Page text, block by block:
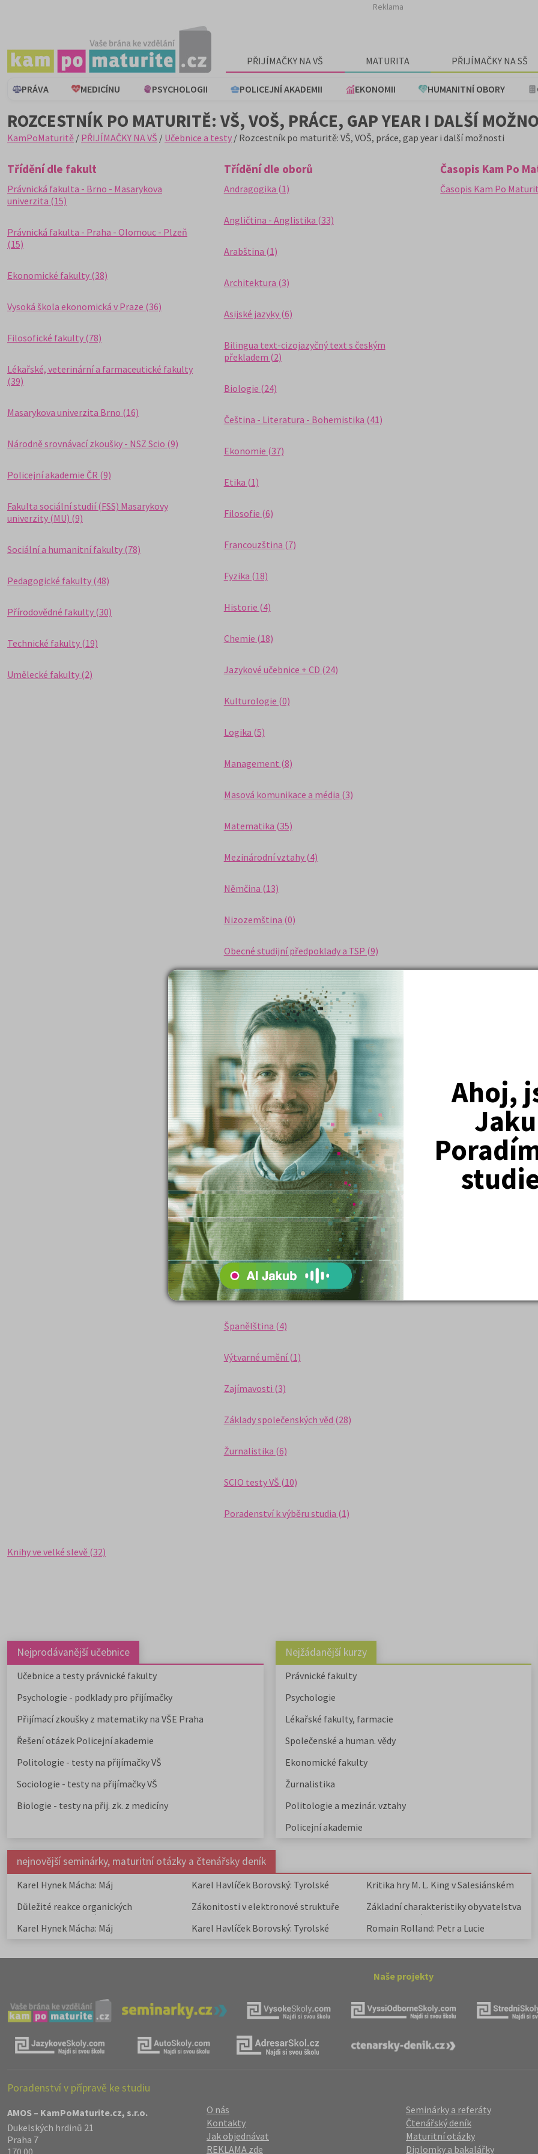
Ahoj,
Reklama
PŘIJÍMAČKY NA VŠ MATURITA PŘIJÍMAČKY NA SŠ
PRÁVA MEDICÍNU PSYCHOLOGII POLICEJNÍ AKADEMII EKONOMII HUMANITNÍ OBORY
ROZCESTNÍK PO MATURITĚ: VŠ, VOŠ, PRÁCE, GAP YEAR I DALŠÍ
KamPoMaturitě / PŘIJÍMAČKY NA VŠ / Učebnice a testy / Rozcestník po maturitě: VŠ, VOŠ, práce, gap year i další možnosti
Třídění dle fakult
Právnická fakulta - Brno - Masarykova
univerzita (15)
Právnická fakulta - Praha - Olomouc - Plzeň
(15)
Ekonomické fakulty (38)
Vysoká škola ekonomická v Praze (36)
Filosofické fakulty (78)
Lékařské, veterinární a farmaceutické fakulty
(39)
Masarykova univerzita Brno (16)
Národně srovnávací zkoušky - NSZ Scio (9)
Policejní akademie ČR (9)
Fakulta sociální studií (FSS) Masarykovy
univerzity (MU) (9)
Sociální a humanitní fakulty (78)
Pedagogické fakulty (48)
Přírodovědné fakulty (30)
Technické fakulty (19)
Umělecké fakulty (2)
Třídění dle oborů
Andragogika (1)
Angličtina - Anglistika (33)
Arabština (1)
Architektura (3)
Asijské jazyky (6)
Bilingua text-cizojazyčný text s českým
překladem (2)
Biologie (24)
Čeština - Literatura - Bohemistika (41)
Ekonomie (37)
Etika (1)
Filosofie (6)
Francouzština (7)
Fyzika (18)
Historie (4)
Chemie (18)
Jazykové učebnice + CD (24)
Kulturologie (0)
Logika (5)
Management (8)
Masová komunikace a média (3)
Matematika (35)
Mezinárodní vztahy (4)
Němčina (13)
Nizozemština (0)
Obecné studijní předpoklady a TSP (9)
Pedagogika (13)
Politologie (10)
Portugalština (2)
Právo (17)
Psychologie (47)
Ruština (2)
SCIO - NSZ Obecné studijní předpoklady (4)
SCIO - NSZ Základy společenských věd (3)
Skandinávské jazyky (2)
Slovníky (17)
Sociologie (12)
Španělština (4)
Výtvarné umění (1)
Zajímavosti (3)
Základy společenských věd (28)
Žurnalistika (6)
SCIO testy VŠ (10)
Poradenství k výběru studia (1)
Časopis Kam Po
Časopis Kam Po
Knihy ve velké slevě (32)
Nejprodávanější učebnice
Učebnice a testy právnické fakulty
Psychologie - podklady pro přijímačky
Přijímací zkoušky z matematiky na VŠE Praha
Řešení otázek Policejní akademie
Politologie - testy na přijímačky VŠ
Sociologie - testy na přijímačky VŠ
Biologie - testy na přij. zk. z medicíny
Nejžádanější kurzy
Právnické fakulty
Psychologie
Lékařské fakulty, farmacie
Společenské a human. vědy
Ekonomické fakulty
Žurnalistika
Politologie a mezinár. vztahy
Policejní akademie
nejnovější seminárky, maturitní otázky a čtenářsky deník
Karel Hynek Mácha: Máj
Karel Havlíček Borovský: Tyrolské
Kritika hry M. L. King v Salesiánském
Důležité reakce organických
sloučenin a jejich význam
Zákonitosti v elektronové struktuře
Základní charakteristiky obyvatelstva
a geografie sídel
Karel Hynek Mácha: Máj
Karel Havlíček Borovský: Tyrolské
Romain Rolland: Petr a Lucie
Naše projekty
Poradenství v přípravě ke studiu
AMOS – KamPoMaturite.cz, s.r.o.
Dukelských hrdinů 21
Praha 7
170 00
O nás
Kontakty
Jak objednávat
REKLAMA zde
Seminárky a referáty
Čtenářský deník
Maturitní otázky
Diplomky a bakalářky